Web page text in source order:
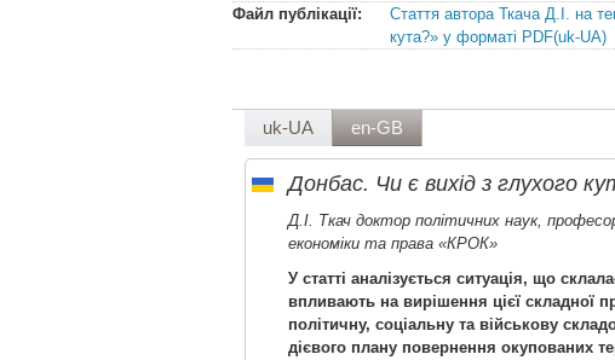
Файл публікації:
Стаття автора Ткача Д.І. на
кута?» у форматі PDF(uk-UA)
uk-UA en-GB
Донбас. Чи є вихід з глухого
Д.І. Ткач доктор політичних наук,
економіки та права «КРОК»
У статті аналізується ситуація, що
впливають на вирішення цієї складної
політичну, соціальну та військову
дієвого плану повернення окупованих